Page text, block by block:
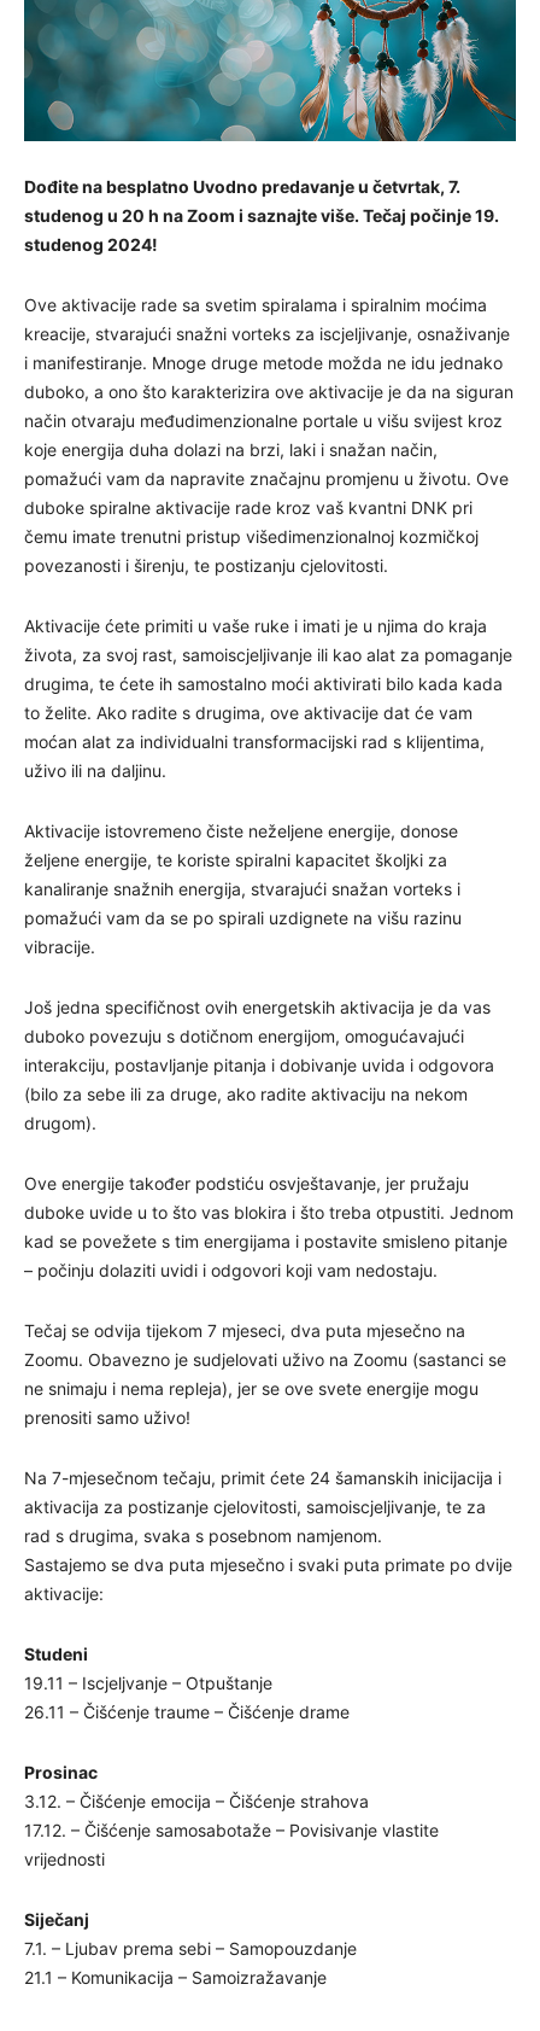
Dođite na besplatno Uvodno predavanje u četvrtak, 7.
studenog u 20 h na Zoom i saznajte više. Tečaj počinje 19.
studenog 2024!
Ove aktivacije rade sa svetim spiralama i spiralnim moćima
kreacije, stvarajući snažni vorteks za iscjeljivanje, osnaživanje
i manifestiranje. Mnoge druge metode možda ne idu jednako
duboko, a ono što karakterizira ove aktivacije je da na siguran
način otvaraju međudimenzionalne portale u višu svijest kroz
koje energija duha dolazi na brzi, laki i snažan način,
pomažući vam da napravite značajnu promjenu u životu. Ove
duboke spiralne aktivacije rade kroz vaš kvantni DNK pri
čemu imate trenutni pristup višedimenzionalnoj kozmičkoj
povezanosti i širenju, te postizanju cjelovitosti.
Aktivacije ćete primiti u vaše ruke i imati je u njima do kraja
života, za svoj rast, samoiscjeljivanje ili kao alat za pomaganje
drugima, te ćete ih samostalno moći aktivirati bilo kada kada
to želite. Ako radite s drugima, ove aktivacije dat će vam
moćan alat za individualni transformacijski rad s klijentima,
uživo ili na daljinu.
Aktivacije istovremeno čiste neželjene energije, donose
željene energije, te koriste spiralni kapacitet školjki za
kanaliranje snažnih energija, stvarajući snažan vorteks i
pomažući vam da se po spirali uzdignete na višu razinu
vibracije.
Još jedna specifičnost ovih energetskih aktivacija je da vas
duboko povezuju s dotičnom energijom, omogućavajući
interakciju, postavljanje pitanja i dobivanje uvida i odgovora
(bilo za sebe ili za druge, ako radite aktivaciju na nekom
drugom).
Ove energije također podstiću osvještavanje, jer pružaju
duboke uvide u to što vas blokira i što treba otpustiti. Jednom
kad se povežete s tim energijama i postavite smisleno pitanje
– počinju dolaziti uvidi i odgovori koji vam nedostaju.
Tečaj se odvija tijekom 7 mjeseci, dva puta mjesečno na
Zoomu. Obavezno je sudjelovati uživo na Zoomu (sastanci se
ne snimaju i nema repleja), jer se ove svete energije mogu
prenositi samo uživo!
Na 7-mjesečnom tečaju, primit ćete 24 šamanskih inicijacija i
aktivacija za postizanje cjelovitosti, samoiscjeljivanje, te za
rad s drugima, svaka s posebnom namjenom.
Sastajemo se dva puta mjesečno i svaki puta primate po dvije
aktivacije:
Studeni
19.11 – Iscjeljvanje – Otpuštanje
26.11 – Čišćenje traume – Čišćenje drame
Prosinac
3.12. – Čišćenje emocija – Čišćenje strahova
17.12. – Čišćenje samosabotaže – Povisivanje vlastite
vrijednosti
Siječanj
7.1. – Ljubav prema sebi – Samopouzdanje
21.1 – Komunikacija – Samoizražavanje